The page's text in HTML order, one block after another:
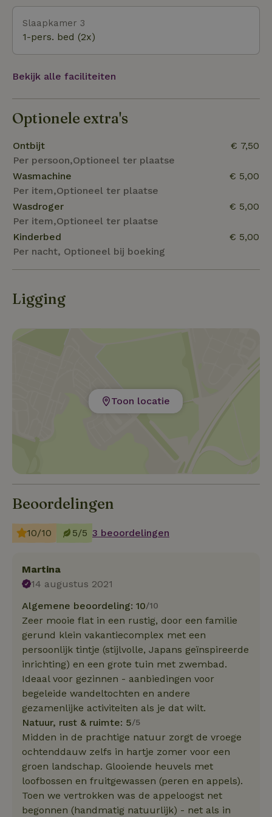
Dinosaurus attractiepark in Lourinha slechts 40
minuten bij Quinta Japonesa vandaan.
Slaapkamer 3
1-pers. bed (2x)
Bekijk alle faciliteiten
Optionele extra's
Ontbijt
Per persoon,Optioneel ter plaatse
€ 7,50
Wasmachine
Per item,Optioneel ter plaatse
€ 5,00
Wasdroger
Per item,Optioneel ter plaatse
€ 5,00
Kinderbed
Per nacht, Optioneel bij boeking
€ 5,00
Ligging
Toon locatie
Beoordelingen
10/10 5/5 3 beoordelingen
Martina
14 augustus 2021
Algemene beoordeling: 10/10
Zeer mooie flat in een rustig, door een familie
gerund klein vakantiecomplex met een
persoonlijk tintje (stijlvolle, Japans geïnspireerde
inrichting) en een grote tuin met zwembad.
Ideaal voor gezinnen - aanbiedingen voor
begeleide wandeltochten en andere
gezamenlijke activiteiten als je dat wilt.
Natuur, rust & ruimte: 5/5
Midden in de prachtige natuur zorgt de vroege
ochtenddauw zelfs in hartje zomer voor een
groen landschap. Glooiende heuvels met
loofbossen en fruitgewassen (peren en appels).
Toen we vertrokken was de appeloogst net
begonnen (handmatig natuurlijk) - net als in